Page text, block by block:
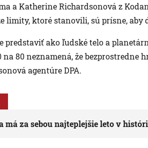
a Katherine Richardsonová z
limity, ktoré stanovili, sú prísne, aby
predstaviť ako ľudské telo a
80 neznamená, že bezprostredne
agentúre DPA.
má za sebou najteplejšie leto v